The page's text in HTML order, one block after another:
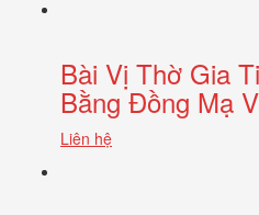
Bài Vị Thờ Gia
Bằng Đồng Mạ
Liên hệ